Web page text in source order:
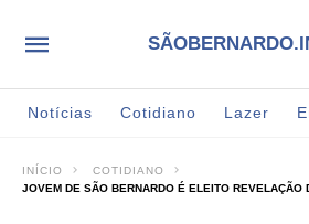
Notícias Cotidiano Lazer
INÍCIO
COTIDIANO
JOVEM DE SÃO BERNARDO É ELEITO REVELAÇÃO